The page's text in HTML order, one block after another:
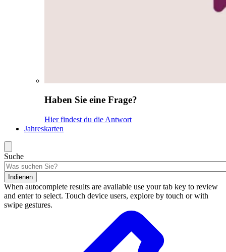
Haben Sie eine Frage?
Hier findest du die Antwort
Jahreskarten
Suche
Indienen
When autocomplete results are available use your tab key to review
and enter to select. Touch device users, explore by touch or with
swipe gestures.